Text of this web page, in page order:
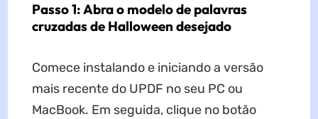
Passo 1: Abra o modelo de palavras
cruzadas de Halloween desejado
Comece instalando e iniciando a versão
mais recente do UPDF no seu PC ou
MacBook. Em seguida, clique no botão